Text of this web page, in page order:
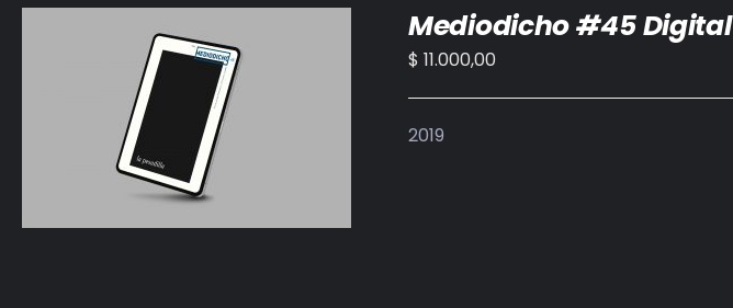
AÑADIR AL CARRITO /
Mediodicho #45 Digital
$ 11.000,00
2019